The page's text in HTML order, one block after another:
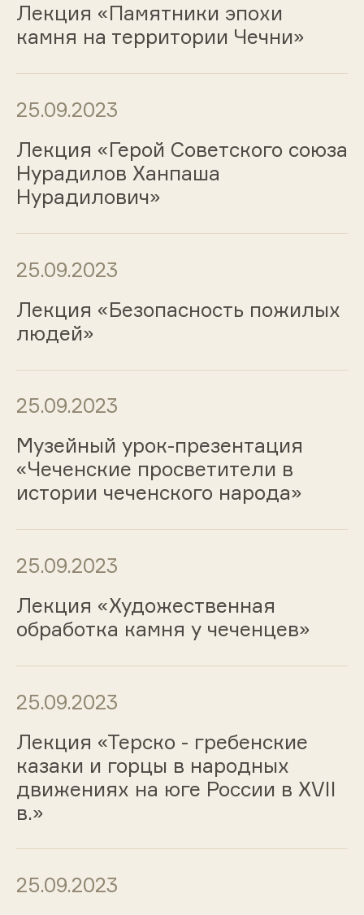
Лекция «Памятники эпохи
камня на территории Чечни»
25.09.2023
Лекция «Герой Советского союза
Нурадилов Ханпаша
Нурадилович»
25.09.2023
Лекция «Безопасность пожилых
людей»
25.09.2023
Музейный урок-презентация
«Чеченские просветители в
истории чеченского народа»
25.09.2023
Лекция «Художественная
обработка камня у чеченцев»
25.09.2023
Лекция «Терско - гребенские
казаки и горцы в народных
движениях на юге России в XVII
в.»
25.09.2023